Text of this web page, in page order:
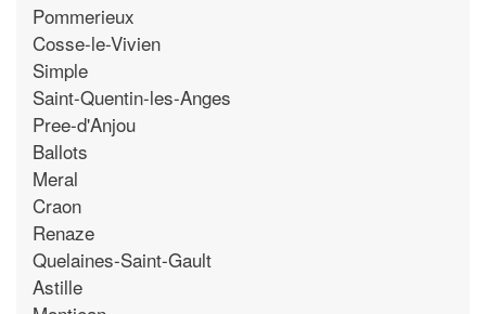
Pommerieux
Cosse-le-Vivien
Simple
Saint-Quentin-les-Anges
Pree-d'Anjou
Ballots
Meral
Craon
Renaze
Quelaines-Saint-Gault
Astille